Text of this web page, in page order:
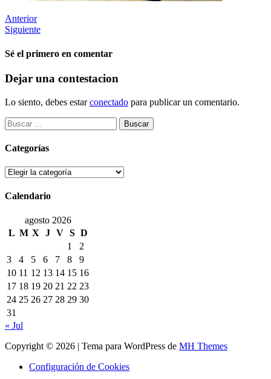
Anterior
Siguiente
Sé el primero en comentar
Dejar una contestacion
Lo siento, debes estarconectado para publicar un comentario.
Buscar:
Categorías
Categorías
Calendario
agosto 2026
L M X J V S D
1
2
3
4 5 6 7 8
9
10 11 12 13 14 15 16
17 18 19 20 21 22 23
24 25 26 27 28 29 30
31
« Jul
Copyright © 2026 | Tema para WordPress de MH Themes
Configuración de Cookies